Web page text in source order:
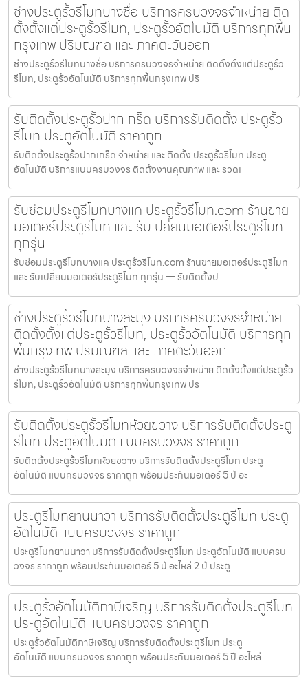
ช่างประตูรั้วรีโมทบางซื่อ บริการครบวงจรจำหน่าย ติด
ตั้งตั้งแต่ประตูรั้วรีโมท, ประตูรั้วอัตโนมัติ บริการทุกพื้น
กรุงเทพ ปริมณฑล และ ภาคตะวันออก
ช่างประตูรั้วรีโมทบางซื่อ บริการครบวงจรจำหน่าย ติดตั้งตั้งแต่ประตูรั้ว
รีโมท, ประตูรั้วอัตโนมัติ บริการทุกพื้นกรุงเทพ ปริ
รับติดตั้งประตูรั้วปากเกร็ด บริการรับติดตั้ง ประตูรั้ว
รีโมท ประตูอัตโนมัติ ราคาถูก
รับติดตั้งประตูรั้วปากเกร็ด จำหน่าย และ ติดตั้ง ประตูรั้วรีโมท ประตู
อัตโนมัติ บริการแบบครบวงจร ติดตั้งงานคุณภาพ และ รวดเ
รับซ่อมประตูรีโมทบางแค ประตูรั้วรีโมท.com ร้านขาย
มอเตอร์ประตูรีโมท และ รับเปลี่ยนมอเตอร์ประตูรีโมท
ทุกรุ่น
รับซ่อมประตูรีโมทบางแค ประตูรั้วรีโมท.com ร้านขายมอเตอร์ประตูรีโมท
และ รับเปลี่ยนมอเตอร์ประตูรีโมท ทุกรุ่น — รับติดตั้งป
ช่างประตูรั้วรีโมทบางละมุง บริการครบวงจรจำหน่าย
ติดตั้งตั้งแต่ประตูรั้วรีโมท, ประตูรั้วอัตโนมัติ บริการทุก
พื้นกรุงเทพ ปริมณฑล และ ภาคตะวันออก
ช่างประตูรั้วรีโมทบางละมุง บริการครบวงจรจำหน่าย ติดตั้งตั้งแต่ประตูรั้ว
รีโมท, ประตูรั้วอัตโนมัติ บริการทุกพื้นกรุงเทพ ปร
รับติดตั้งประตูรั้วรีโมทห้วยขวาง บริการรับติดตั้งประตู
รีโมท ประตูอัตโนมัติ แบบครบวงจร ราคาถูก
รับติดตั้งประตูรั้วรีโมทห้วยขวาง บริการรับติดตั้งประตูรีโมท ประตู
อัตโนมัติ แบบครบวงจร ราคาถูก พร้อมประกันมอเตอร์ 5 ปี อะ
ประตูรีโมทยานนาวา บริการรับติดตั้งประตูรีโมท ประตู
อัตโนมัติ แบบครบวงจร ราคาถูก
ประตูรีโมทยานนาวา บริการรับติดตั้งประตูรีโมท ประตูอัตโนมัติ แบบครบ
วงจร ราคาถูก พร้อมประกันมอเตอร์ 5 ปี อะไหล่ 2 ปี ประตู
ประตูรั้วอัตโนมัติภาษีเจริญ บริการรับติดตั้งประตูรีโมท
ประตูอัตโนมัติ แบบครบวงจร ราคาถูก
ประตูรั้วอัตโนมัติภาษีเจริญ บริการรับติดตั้งประตูรีโมท ประตู
อัตโนมัติ แบบครบวงจร ราคาถูก พร้อมประกันมอเตอร์ 5 ปี อะไหล่